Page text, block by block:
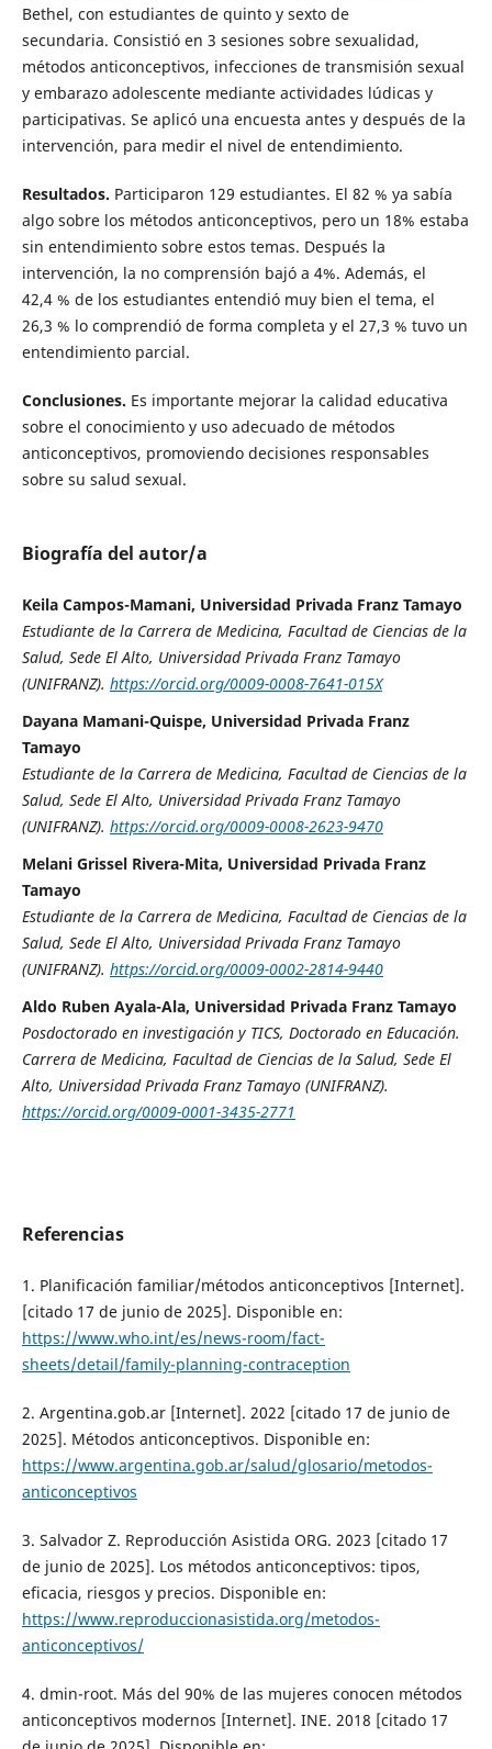
Bethel, con estudiantes de quinto y sexto de
secundaria. Consistió en 3 sesiones sobre sexualidad,
métodos anticonceptivos, infecciones de transmisión sexual
y embarazo adolescente mediante actividades lúdicas y
participativas. Se aplicó una encuesta antes y después de la
intervención, para medir el nivel de entendimiento.
Resultados. Participaron 129 estudiantes. El 82 % ya sabía
algo sobre los métodos anticonceptivos, pero un 18% estaba
sin entendimiento sobre estos temas. Después la
intervención, la no comprensión bajó a 4%. Además, el
42,4 % de los estudiantes entendió muy bien el tema, el
26,3 % lo comprendió de forma completa y el 27,3 % tuvo un
entendimiento parcial.
Conclusiones. Es importante mejorar la calidad educativa
sobre el conocimiento y uso adecuado de métodos
anticonceptivos, promoviendo decisiones responsables
sobre su salud sexual.
Biografía del autor/a
Keila Campos-Mamani, Universidad Privada Franz Tamayo
Estudiante de la Carrera de Medicina, Facultad de Ciencias de la
Salud, Sede El Alto, Universidad Privada Franz Tamayo
(UNIFRANZ). https://orcid.org/0009-0008-7641-015X
Dayana Mamani-Quispe, Universidad Privada Franz
Tamayo
Estudiante de la Carrera de Medicina, Facultad de Ciencias de la
Salud, Sede El Alto, Universidad Privada Franz Tamayo
(UNIFRANZ). https://orcid.org/0009-0008-2623-9470
Melani Grissel Rivera-Mita, Universidad Privada Franz
Tamayo
Estudiante de la Carrera de Medicina, Facultad de Ciencias de la
Salud, Sede El Alto, Universidad Privada Franz Tamayo
(UNIFRANZ). https://orcid.org/0009-0002-2814-9440
Aldo Ruben Ayala-Ala, Universidad Privada Franz Tamayo
Posdoctorado en investigación y TICS, Doctorado en Educación.
Carrera de Medicina, Facultad de Ciencias de la Salud, Sede El
Alto, Universidad Privada Franz Tamayo (UNIFRANZ).
https://orcid.org/0009-0001-3435-2771
Referencias
1. Planificación familiar/métodos anticonceptivos [Internet].
[citado 17 de junio de 2025]. Disponible en:
https://www.who.int/es/news-room/fact-
sheets/detail/family-planning-contraception
2. Argentina.gob.ar [Internet]. 2022 [citado 17 de junio de
2025]. Métodos anticonceptivos. Disponible en:
https://www.argentina.gob.ar/salud/glosario/metodos-
anticonceptivos
3. Salvador Z. Reproducción Asistida ORG. 2023 [citado 17
de junio de 2025]. Los métodos anticonceptivos: tipos,
eficacia, riesgos y precios. Disponible en:
https://www.reproduccionasistida.org/metodos-
anticonceptivos/
4. dmin-root. Más del 90% de las mujeres conocen métodos
anticonceptivos modernos [Internet]. INE. 2018 [citado 17